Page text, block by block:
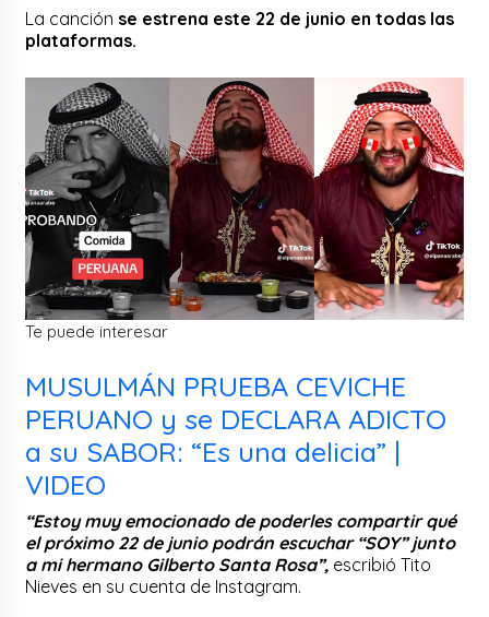
La canción se estrena este 22 de junio en todas las
plataformas.
Te puede interesar
MUSULMÁN PRUEBA CEVICHE
PERUANO y se DECLARA ADICTO
a su SABOR: “Es una delicia” |
VIDEO
“Estoy muy emocionado de poderles compartir qué
el próximo 22 de junio podrán escuchar “SOY” junto
a mi hermano Gilberto Santa Rosa”, escribió Tito
Nieves en su cuenta de Instagram.